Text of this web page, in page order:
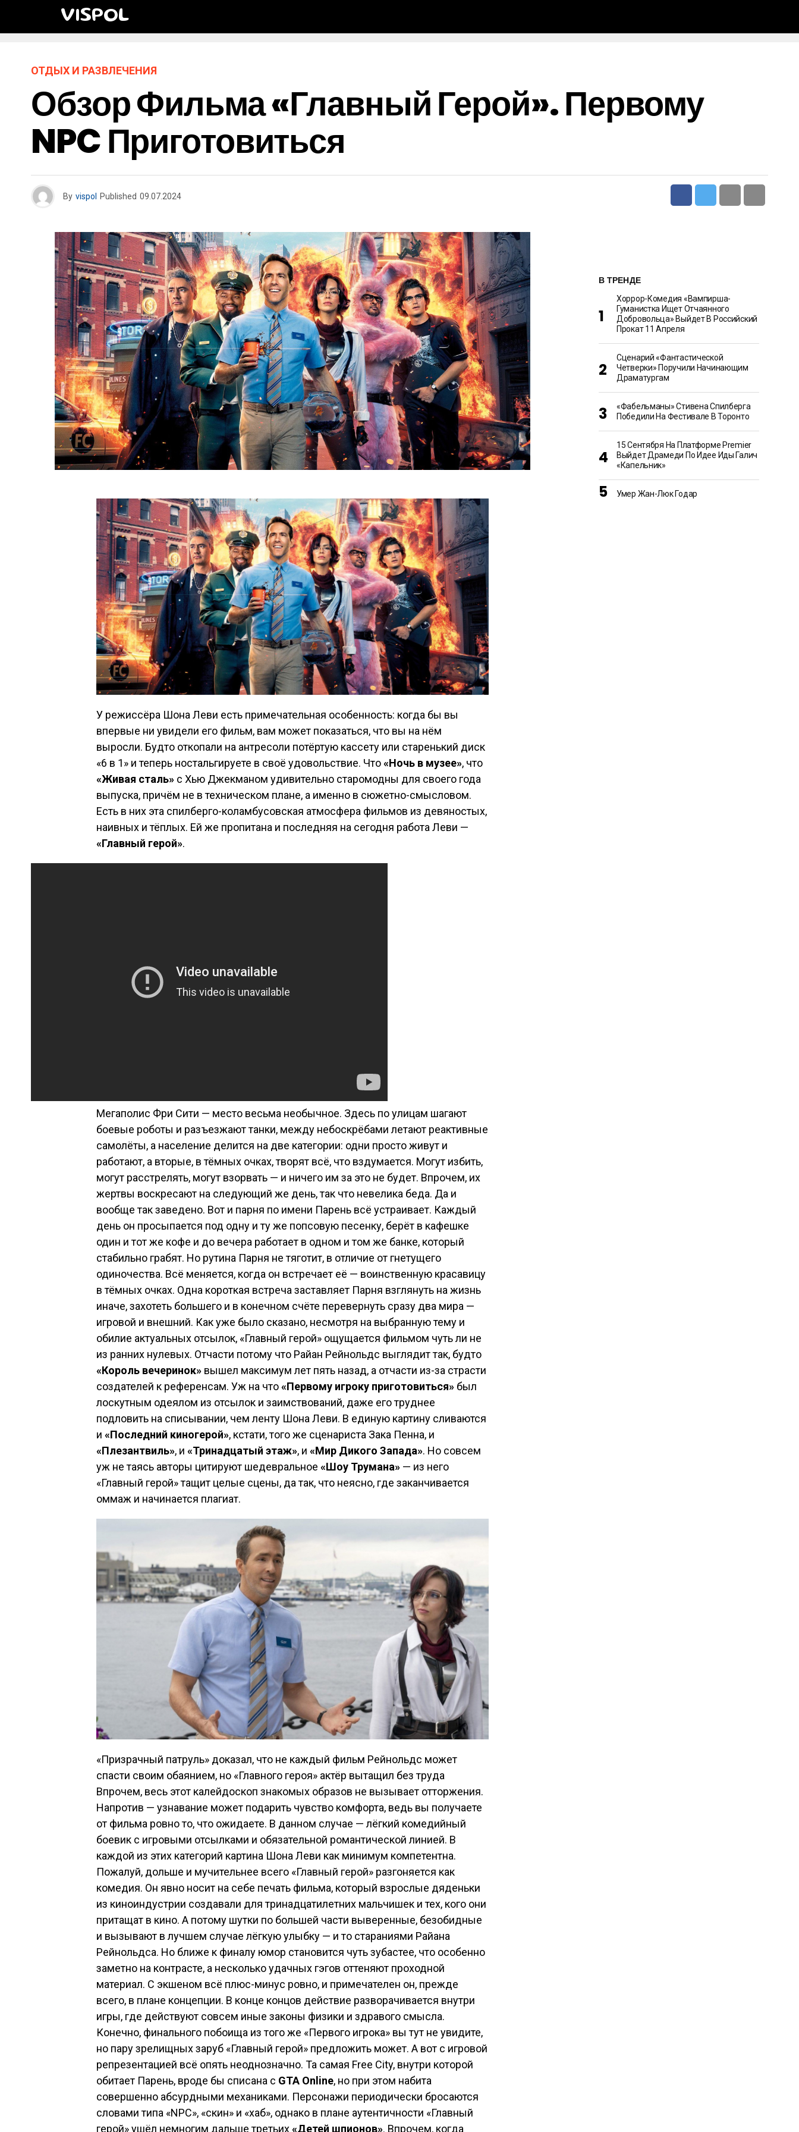
VISPOL
ОТДЫХ И РАЗВЛЕЧЕНИЯ
Обзор Фильма «Главный Герой». Первому
NPC Приготовиться
By vispol Published 09.07.2024
У режиссёра Шона Леви есть примечательная особенность: когда бы вы
впервые ни увидели его фильм, вам может показаться, что вы на нём
выросли. Будто откопали на антресоли потёртую кассету или старенький диск
«6 в 1» и теперь ностальгируете в своё удовольствие. Что«Ночь в музее», что
«Живая сталь» с Хью Джекманом удивительно старомодны для своего года
выпуска, причём не в техническом плане, а именно в сюжетно-смысловом.
Есть в них эта спилберго-коламбусовская атмосфера фильмов из девяностых,
наивных и тёплых. Ей же пропитана и последняя на сегодня работа Леви —
«Главный герой».
Мегаполис Фри Сити — место весьма необычное. Здесь по улицам шагают
боевые роботы и разъезжают танки, между небоскрёбами летают реактивные
самолёты, а население делится на две категории: одни просто живут и
работают, а вторые, в тёмных очках, творят всё, что вздумается. Могут избить,
могут расстрелять, могут взорвать — и ничего им за это не будет. Впрочем, их
жертвы воскресают на следующий же день, так что невелика беда. Да и
вообще так заведено. Вот и парня по имени Парень всё устраивает. Каждый
день он просыпается под одну и ту же попсовую песенку, берёт в кафешке
один и тот же кофе и до вечера работает в одном и том же банке, который
стабильно грабят. Но рутина Парня не тяготит, в отличие от гнетущего
одиночества. Всё меняется, когда он встречает её — воинственную красавицу
в тёмных очках. Одна короткая встреча заставляет Парня взглянуть на жизнь
иначе, захотеть большего и в конечном счёте перевернуть сразу два мира —
игровой и внешний. Как уже было сказано, несмотря на выбранную тему и
обилие актуальных отсылок, «Главный герой» ощущается фильмом чуть ли не
из ранних нулевых. Отчасти потому что Райан Рейнольдс выглядит так, будто
«Король вечеринок» вышел максимум лет пять назад, а отчасти из-за страсти
создателей к референсам. Уж на что«Первому игроку приготовиться» был
лоскутным одеялом из отсылок и заимствований, даже его труднее
подловить на списывании, чем ленту Шона Леви. В единую картину сливаются
и «Последний киногерой», кстати, того же сценариста Зака Пенна, и
«Плезантвиль», и «Тринадцатый этаж», и «Мир Дикого Запада». Но совсем
уж не таясь авторы цитируют шедевральное «Шоу Трумана» — из него
«Главный герой» тащит целые сцены, да так, что неясно, где заканчивается
оммаж и начинается плагиат.
«Призрачный патруль» доказал, что не каждый фильм Рейнольдс может
спасти своим обаянием, но «Главного героя» актёр вытащил без труда
Впрочем, весь этот калейдоскоп знакомых образов не вызывает отторжения.
Напротив — узнавание может подарить чувство комфорта, ведь вы получаете
от фильма ровно то, что ожидаете. В данном случае — лёгкий комедийный
боевик с игровыми отсылками и обязательной романтической линией. В
каждой из этих категорий картина Шона Леви как минимум компетентна.
Пожалуй, дольше и мучительнее всего «Главный герой» разгоняется как
комедия. Он явно носит на себе печать фильма, который взрослые дяденьки
из киноиндустрии создавали для тринадцатилетних мальчишек и тех, кого они
притащат в кино. А потому шутки по большей части выверенные, безобидные
и вызывают в лучшем случае лёгкую улыбку — и то стараниями Райана
Рейнольдса. Но ближе к финалу юмор становится чуть зубастее, что особенно
заметно на контрасте, а несколько удачных гэгов оттеняют проходной
материал. С экшеном всё плюс-минус ровно, и примечателен он, прежде
всего, в плане концепции. В конце концов действие разворачивается внутри
игры, где действуют совсем иные законы физики и здравого смысла.
Конечно, финального побоища из того же «Первого игрока» вы тут не увидите,
но пару зрелищных заруб «Главный герой» предложить может. А вот с игровой
репрезентацией всё опять неоднозначно. Та самая Free City, внутри которой
обитает Парень, вроде бы списана с GTA Online, но при этом набита
совершенно абсурдными механиками. Персонажи периодически бросаются
словами типа «NPC», «скин» и «хаб», однако в плане аутентичности «Главный
герой» ушёл немногим дальше третьих«Детей шпионов». Впрочем, когда
В ТРЕНДЕ
Хоррор-Комедия «Вампирша-
Гуманистка Ищет Отчаянного
Добровольца» Выйдет В Российский
Прокат 11 Апреля
Сценарий «Фантастической
Четверки» Поручили Начинающим
Драматургам
«Фабельманы» Стивена Спилберга
Победили На Фестивале В Торонто
15 Сентября На Платформе Premier
Выйдет Драмеди По Идее Иды Галич
«Капельник»
Умер Жан-Люк Годар